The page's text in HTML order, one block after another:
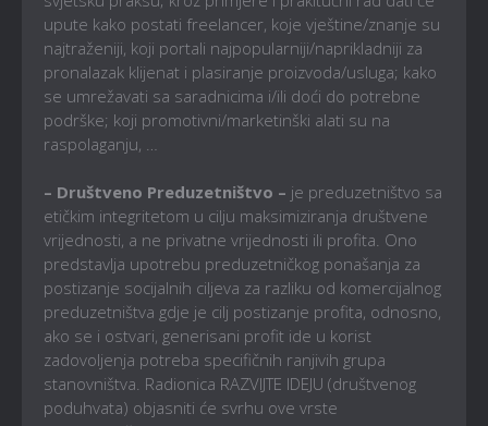
upute kako postati freelancer, koje vještine/znanje su
najtraženiji, koji portali najpopularniji/naprikladniji za
pronalazak klijenat i plasiranje proizvoda/usluga; kako
se umrežavati sa saradnicima i/ili doći do potrebne
podrške; koji promotivni/marketinški alati su na
raspolaganju, …
– Društveno Preduzetništvo – je preduzetništvo sa
etičkim integritetom u cilju maksimiziranja društvene
vrijednosti, a ne privatne vrijednosti ili profita. Ono
predstavlja upotrebu preduzetničkog ponašanja za
postizanje socijalnih ciljeva za razliku od komercijalnog
preduzetništva gdje je cilj postizanje profita, odnosno,
ako se i ostvari, generisani profit ide u korist
zadovoljenja potreba specifičnih ranjivih grupa
stanovništva. Radionica RAZVIJTE IDEJU (društvenog
poduhvata) objasniti će svrhu ove vrste